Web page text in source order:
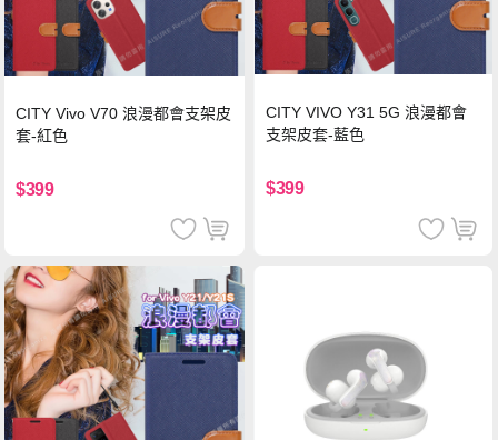
CITY Vivo V70 浪漫都會支架皮
套-紅色
$399
CITY VIVO Y31 5G 浪漫都會
支架皮套-藍色
$399